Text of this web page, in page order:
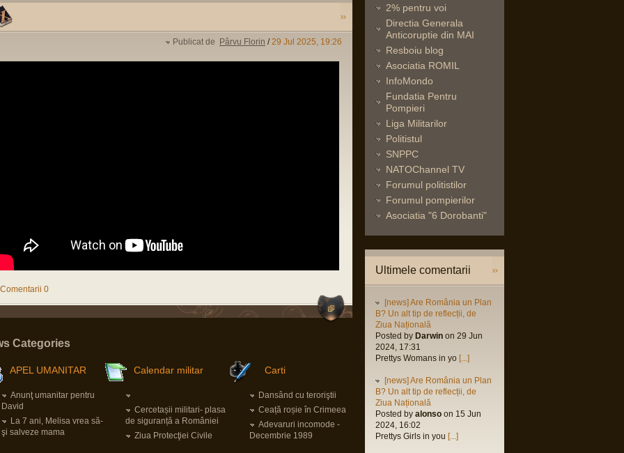
Publicat de Pârvu Florin /29 Jul 2025, 19:26
Comentarii 0
Categories
APEL UMANITAR
Anunţ umanitar pentru
David
La 7 ani, Melisa vrea să-
şi salveze mama
Calendar militar
Cercetașii militari- plasa
de siguranță a României
Ziua Protecţiei Civile
Carti
Dansând cu teroriştii
Ceață roșie în Crimeea
Adevaruri incomode -
Decembrie 1989
2% pentru voi
Directia Generala
Anticoruptie din MAI
Resboiu blog
Asociatia ROMIL
InfoMondo
Fundatia Pentru
Pompieri
Liga Militarilor
Politistul
SNPPC
NATOChannel TV
Forumul politistilor
Forumul pompierilor
Asociatia "6 Dorobanti"
Ultimele comentarii
[news] Are România un Plan
B? Un alt tip de reflecții, de
Ziua Națională
Posted by Darwin on 29 Jun
2024, 17:31
Prettys Womans in yo [...]
[news] Are România un Plan
B? Un alt tip de reflecții, de
Ziua Națională
Posted by alonso on 15 Jun
2024, 16:02
Prettys Girls in you [...]